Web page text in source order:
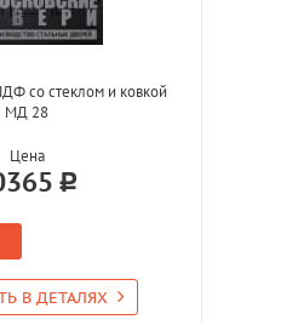
со стеклом и ковкой
МД 28
Цена
В ДЕТАЛЯХ